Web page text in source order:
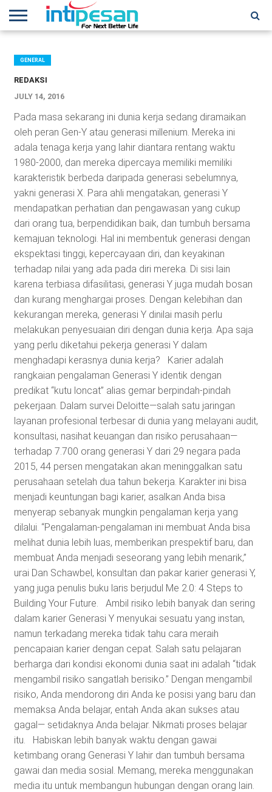
NEWS
CONFERENCES
TRAINING
IPSHOW
EVENT
IP
NETWORK
MORE
GENERAL
REDAKSI
JULY 14, 2016
Pada masa sekarang ini dunia kerja sedang diramaikan
oleh peran Gen-Y atau generasi millenium. Mereka ini
adala tenaga kerja yang lahir diantara rentang waktu
1980-2000, dan mereka dipercaya memiliki memiliki
karakteristik berbeda daripada generasi sebelumnya,
yakni generasi X. Para ahli mengatakan, generasi Y
mendapatkan perhatian dan pengawasan yang cukup
dari orang tua, berpendidikan baik, dan tumbuh bersama
kemajuan teknologi. Hal ini membentuk generasi dengan
ekspektasi tinggi, kepercayaan diri, dan keyakinan
terhadap nilai yang ada pada diri mereka. Di sisi lain
karena terbiasa difasilitasi, generasi Y juga mudah bosan
dan kurang menghargai proses. Dengan kelebihan dan
kekurangan mereka, generasi Y dinilai masih perlu
melakukan penyesuaian diri dengan dunia kerja. Apa saja
yang perlu diketahui pekerja generasi Y dalam
menghadapi kerasnya dunia kerja? Karier adalah
rangkaian pengalaman Generasi Y identik dengan
predikat “kutu loncat” alias gemar berpindah-pindah
pekerjaan. Dalam survei Deloitte—salah satu jaringan
layanan profesional terbesar di dunia yang melayani audit,
konsultasi, nasihat keuangan dan risiko perusahaan—
terhadap 7.700 orang generasi Y dari 29 negara pada
2015, 44 persen mengatakan akan meninggalkan satu
perusahaan setelah dua tahun bekerja. Karakter ini bisa
menjadi keuntungan bagi karier, asalkan Anda bisa
menyerap sebanyak mungkin pengalaman kerja yang
dilalui. “Pengalaman-pengalaman ini membuat Anda bisa
melihat dunia lebih luas, memberikan prespektif baru, dan
membuat Anda menjadi seseorang yang lebih menarik,”
urai Dan Schawbel, konsultan dan pakar karier generasi Y,
yang juga penulis buku laris berjudul Me 2.0: 4 Steps to
Building Your Future. Ambil risiko lebih banyak dan sering
dalam karier Generasi Y menyukai sesuatu yang instan,
namun terkadang mereka tidak tahu cara meraih
pencapaian karier dengan cepat. Salah satu pelajaran
berharga dari kondisi ekonomi dunia saat ini adalah “tidak
mengambil risiko sangatlah berisiko.” Dengan mengambil
risiko, Anda mendorong diri Anda ke posisi yang baru dan
memaksa Anda belajar, entah Anda akan sukses atau
gagal— setidaknya Anda belajar. Nikmati proses belajar
itu. Habiskan lebih banyak waktu dengan gawai
ketimbang orang Generasi Y lahir dan tumbuh bersama
gawai dan media sosial. Memang, mereka menggunakan
media itu untuk membangun hubungan dengan orang lain.